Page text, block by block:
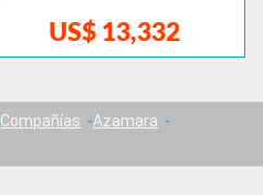
US$ 13,332
Compañías
Azamara